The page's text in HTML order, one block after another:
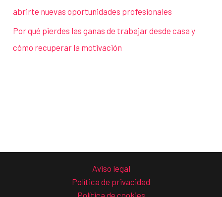
abrirte nuevas oportunidades profesionales
Por qué pierdes las ganas de trabajar desde casa y
cómo recuperar la motivación
Aviso legal
Política de privacidad